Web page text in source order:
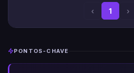
‹ 1 ›
PONTOS-CHAVE